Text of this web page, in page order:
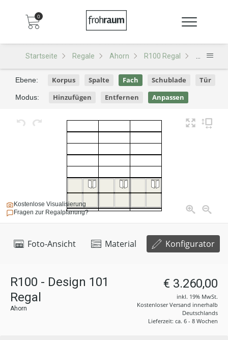
0
Startseite Regale Ahorn R100 Regal R100 -
Foto-Ansicht Material Konfigurator
Kostenlose Visualisierung
Fragen zur Regalplanung?
Ebene: Korpus Spalte Fach Schublade Tür
Modus: Hinzufügen Entfernen Anpassen
R100 - Design 101
Regal
Ahorn
€ 3.260,00
inkl. 19% MwSt.
Kostenloser Versand innerhalb
Deutschlands
Lieferzeit: ca. 6 - 8 Wochen